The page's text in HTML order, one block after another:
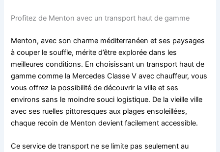
Profitez de Menton avec un transport haut de gamme
Menton, avec son charme méditerranéen et ses paysages
à couper le souffle, mérite d’être explorée dans les
meilleures conditions. En choisissant un transport haut de
gamme comme la Mercedes Classe V avec chauffeur, vous
vous offrez la possibilité de découvrir la ville et ses
environs sans le moindre souci logistique. De la vieille ville
avec ses ruelles pittoresques aux plages ensoleillées,
chaque recoin de Menton devient facilement accessible.
Ce service de transport ne se limite pas seulement au